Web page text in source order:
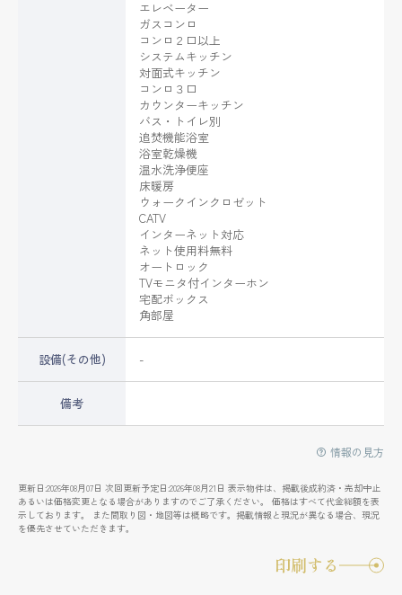
エレベーター
ガスコンロ
コンロ２口以上
システムキッチン
対面式キッチン
コンロ３口
カウンターキッチン
バス・トイレ別
追焚機能浴室
浴室乾燥機
温水洗浄便座
床暖房
ウォークインクロゼット
CATV
インターネット対応
ネット使用料無料
オートロック
TVモニタ付インターホン
宅配ボックス
角部屋
設備(その他) -
備考
情報の見方
更新日:2026年08月07日 次回更新予定日:2026年08月21日 表示物件は、掲載後成約済・売却中止
あるいは価格変更となる場合がありますのでご了承ください。 価格はすべて代金総額を表
示しております。 また間取り図・地図等は概略です。掲載情報と現況が異なる場合、現況
を優先させていただきます。
印刷する